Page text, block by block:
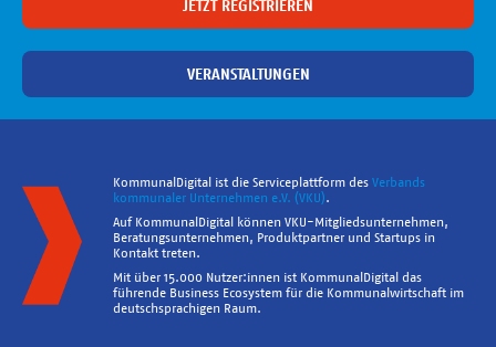
JETZT REGISTRIEREN
VERANSTALTUNGEN
KommunalDigital ist die Serviceplattform des Verbands
kommunaler Unternehmen e.V. (VKU).
Auf KommunalDigital können VKU-Mitgliedsunternehmen,
Beratungsunternehmen, Produktpartner und Startups in
Kontakt treten.
Mit über 15.000 Nutzer:innen ist KommunalDigital das
führende Business Ecosystem für die Kommunalwirtschaft im
deutschsprachigen Raum.